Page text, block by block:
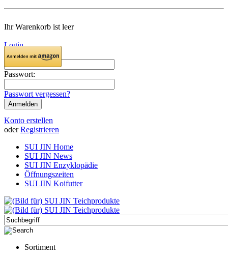
Ihr Warenkorb ist leer
Login
E-Mail:
Passwort:
Passwort vergessen?
Konto erstellen
oder Registrieren
SUI JIN Home
SUI JIN News
SUI JIN Enzyklopädie
Öffnungszeiten
SUI JIN Koifutter
Sortiment